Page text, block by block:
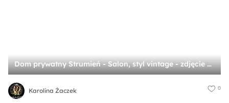
Dom prywatny Strumień - Salon, styl vintage - zdjęcie od Karolina Żaczek
Karolina Żaczek 0